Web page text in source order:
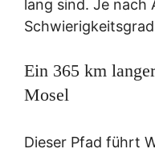
lang sind. Je
Ein 365 km
Mosel
Dieser Pfad führt